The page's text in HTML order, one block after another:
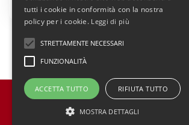
Copyright 2022 © all rights reserved. - Centro
Via Ragazzi del ’99, n.2 - 35010 Carmignano
tutti i cookie in conformità con la nostra
policy per i cookie. Leggi di più
STRETTAMENTE NECESSARI
FUNZIONALITÀ
ACCETTA TUTTO RIFIUTA TUTTO
MOSTRA DETTAGLI